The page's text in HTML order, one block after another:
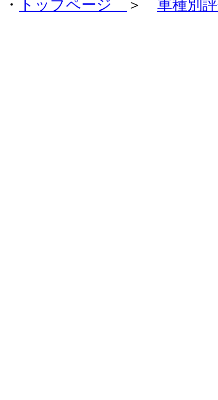
・ トップページ ＞ 車種別